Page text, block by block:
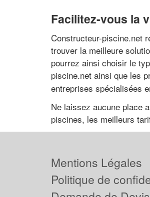
Facilitez-vous la
Constructeur-piscine.net
trouver la meilleure
pourrez ainsi choisir le
piscine.net ainsi que les
entreprises spécialisées
Ne laissez aucune place
piscines, les meilleurs
Mentions Légales
Politique de